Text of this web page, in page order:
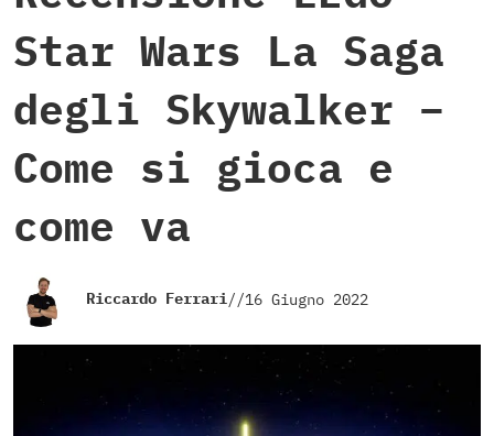
Star Wars La Saga
degli Skywalker –
Come si gioca e
come va
Riccardo Ferrari//16 Giugno 2022